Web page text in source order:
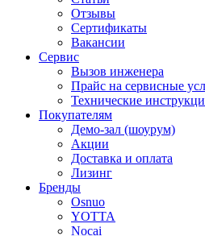
Отзывы
Сертификаты
Вакансии
Сервис
Вызов инженера
Прайс на сервисные
Технические
Покупателям
Демо-зал (шоурум)
Акции
Доставка и оплата
Лизинг
Бренды
Osnuo
YOTTA
Nocai